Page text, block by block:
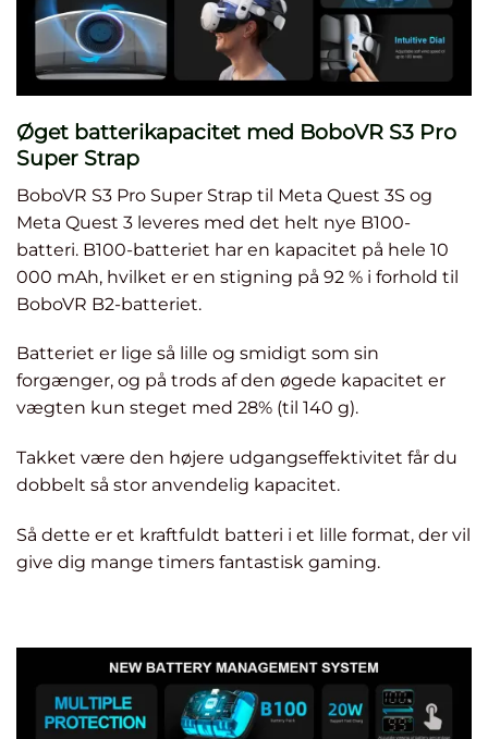
Øget batterikapacitet med BoboVR S3 Pro
Super Strap
BoboVR S3 Pro Super Strap til Meta Quest 3S og
Meta Quest 3 leveres med det helt nye B100-
batteri. B100-batteriet har en kapacitet på hele 10
000 mAh, hvilket er en stigning på 92 % i forhold til
BoboVR B2-batteriet.
Batteriet er lige så lille og smidigt som sin
forgænger, og på trods af den øgede kapacitet er
vægten kun steget med 28% (til 140 g).
Takket være den højere udgangseffektivitet får du
dobbelt så stor anvendelig kapacitet.
Så dette er et kraftfuldt batteri i et lille format, der vil
give dig mange timers fantastisk gaming.